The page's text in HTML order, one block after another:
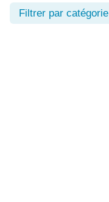
Filtrer par catégorie